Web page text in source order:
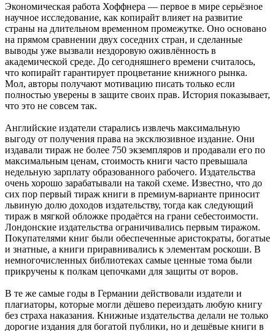
Экономическая работа Хоффнера — первое в мире серьёзное
научное исследование, как копирайт влияет на развитие
страны на длительном временном промежутке. Оно основано
на прямом сравнении двух соседних стран, и сделанные
выводы уже вызвали нездоровую оживлённость в
академической среде. До сегодняшнего времени считалось,
что копирайт гарантирует процветание книжного рынка.
Мол, авторы получают мотивацию писать только если
полностью уверены в защите своих прав. История показывает,
что это не совсем так.
Английские издатели старались извлечь максимальную
выгоду от получения права на эксклюзивное издание. Они
издавали тираж не более 750 экземпляров и продавали его по
максимальным ценам, стоимость книги часто превышала
недельную зарплату образованного рабочего. Издательства
очень хорошо зарабатывали на такой схеме. Известно, что до
сих пор первый тираж книги в премиум-варианте приносит
львиную долю доходов издательству, тогда как следующий
тираж в мягкой обложке продаётся на грани себестоимости.
Лондонские издательства ограничивались первым тиражом.
Покупателями книг были обеспеченные аристократы, богатые
и знатные, а книги приравнивались к элементам роскоши. В
немногочисленных библиотеках самые ценные тома были
прикручены к полкам цепочками для защиты от воров.
В те же самые годы в Германии действовали издатели и
плагиаторы, которые могли дёшево переиздать любую книгу
без страха наказания. Книжные издательства делали не только
дорогие издания для богатой публики, но и дешёвые книги в